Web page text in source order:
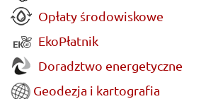
Opłaty środowiskowe
EkoPłatnik
Doradztwo energetyczne
Geodezja i kartografia